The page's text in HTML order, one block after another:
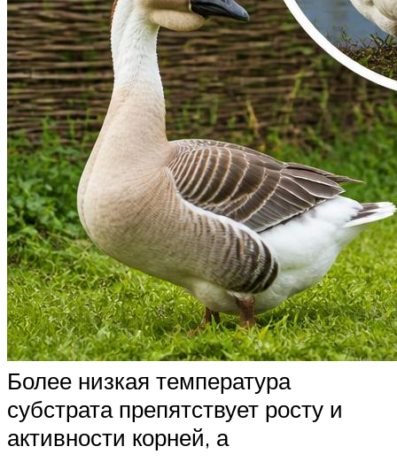
Более низкая температура
субстрата препятствует росту и
активности корней, а